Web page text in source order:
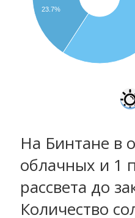
23.7%
На Бинтане в
облачных и 1
рассвета до
Количество